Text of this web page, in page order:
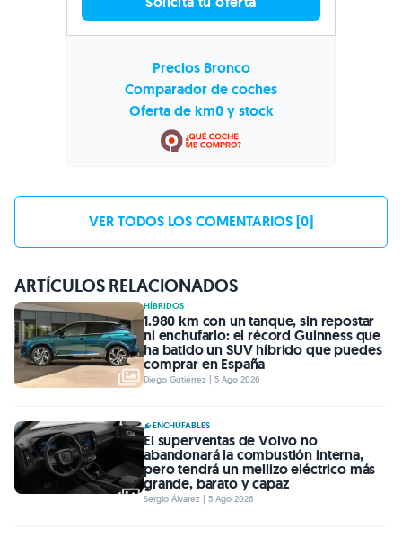
Precios Bronco
Comparador de coches
Oferta de km0 y stock
VER TODOS LOS COMENTARIOS [0]
ARTÍCULOS RELACIONADOS
HÍBRIDOS
1.980 km con un tanque, sin repostar
ni enchufarlo: el récord Guinness que
ha batido un SUV híbrido que puedes
comprar en España
Diego Gutiérrez | 5 Ago 2026
ENCHUFABLES
El superventas de Volvo no
abandonará la combustión interna,
pero tendrá un mellizo eléctrico más
grande, barato y capaz
Sergio Álvarez | 5 Ago 2026